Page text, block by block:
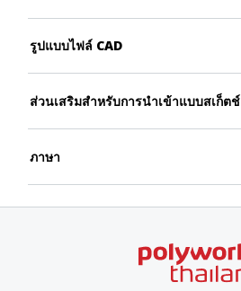
รูปแบบไฟล์ CAD
ส่วนเสริมสำหรับการนำเข้าแบบสเก็ตช์
ภาษา